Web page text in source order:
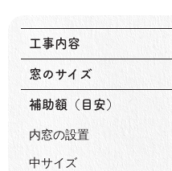
工事内容
窓のサイズ
補助額（目安）
内窓の設置
中サイズ